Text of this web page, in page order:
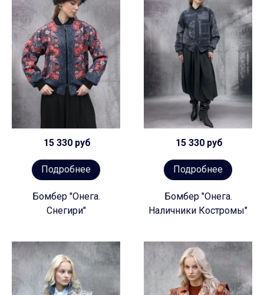
15 330 руб
Подробнее
Бомбер "Онега.
Снегири"
15 330 руб
Подробнее
Бомбер "Онега.
Наличники Костромы"